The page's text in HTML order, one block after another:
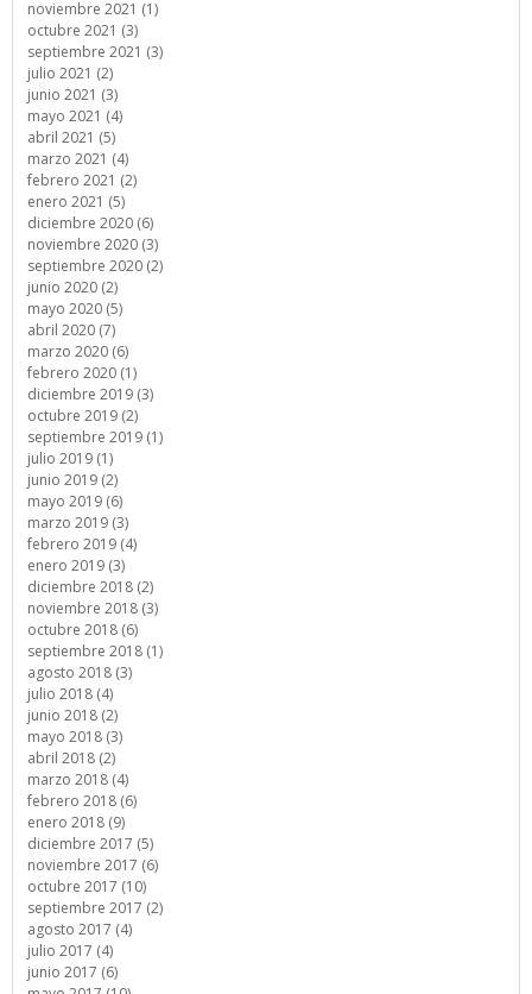
noviembre 2021 (1)
octubre 2021 (3)
septiembre 2021 (3)
julio 2021 (2)
junio 2021 (3)
mayo 2021 (4)
abril 2021 (5)
marzo 2021 (4)
febrero 2021 (2)
enero 2021 (5)
diciembre 2020 (6)
noviembre 2020 (3)
septiembre 2020 (2)
junio 2020 (2)
mayo 2020 (5)
abril 2020 (7)
marzo 2020 (6)
febrero 2020 (1)
diciembre 2019 (3)
octubre 2019 (2)
septiembre 2019 (1)
julio 2019 (1)
junio 2019 (2)
mayo 2019 (6)
marzo 2019 (3)
febrero 2019 (4)
enero 2019 (3)
diciembre 2018 (2)
noviembre 2018 (3)
octubre 2018 (6)
septiembre 2018 (1)
agosto 2018 (3)
julio 2018 (4)
junio 2018 (2)
mayo 2018 (3)
abril 2018 (2)
marzo 2018 (4)
febrero 2018 (6)
enero 2018 (9)
diciembre 2017 (5)
noviembre 2017 (6)
octubre 2017 (10)
septiembre 2017 (2)
agosto 2017 (4)
julio 2017 (4)
junio 2017 (6)